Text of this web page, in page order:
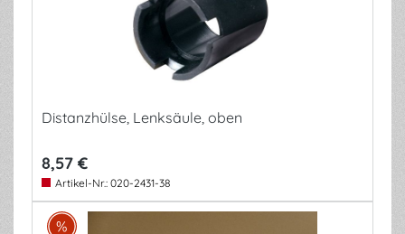
Distanzhülse, Lenksäule, oben
8,57 €
Artikel-Nr.: 020-2431-38